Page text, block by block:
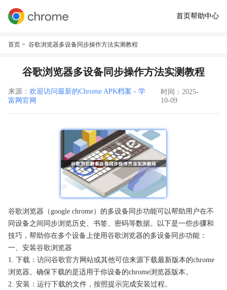
首页帮助中心
首页 > 谷歌浏览器多设备同步操作方法实测教程
谷歌浏览器多设备同步操作方法实测教程
来源： 欢迎访问最新的Chrome APK档案 - 学
富网官网
时间：2025-
10-09
谷歌浏览器（google chrome）的多设备同步功能可以帮助用户在不
同设备之间同步浏览历史、书签、密码等数据。以下是一些步骤和
技巧，帮助你在多个设备上使用谷歌浏览器的多设备同步功能：
一、安装谷歌浏览器
1. 下载：访问谷歌官方网站或其他可信来源下载最新版本的chrome
浏览器。确保下载的是适用于你设备的chrome浏览器版本。
2. 安装：运行下载的文件，按照提示完成安装过程。